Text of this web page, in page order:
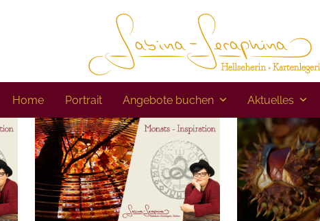
Home Portrait Angebote buchen Aktuelles